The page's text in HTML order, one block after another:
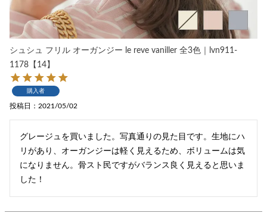
シュシュ フリル オーガンジー le reve vaniller 全3色｜lvn911-
1178【14】
購入者
投稿日 2021/05/02
グレージュを買いました。写真通りの見た目です。生地にハ
リがあり、オーガンジーは軽く見えるため、ボリュームは気
になりません。骨スト民ですがバランス良く見えると思いま
した！